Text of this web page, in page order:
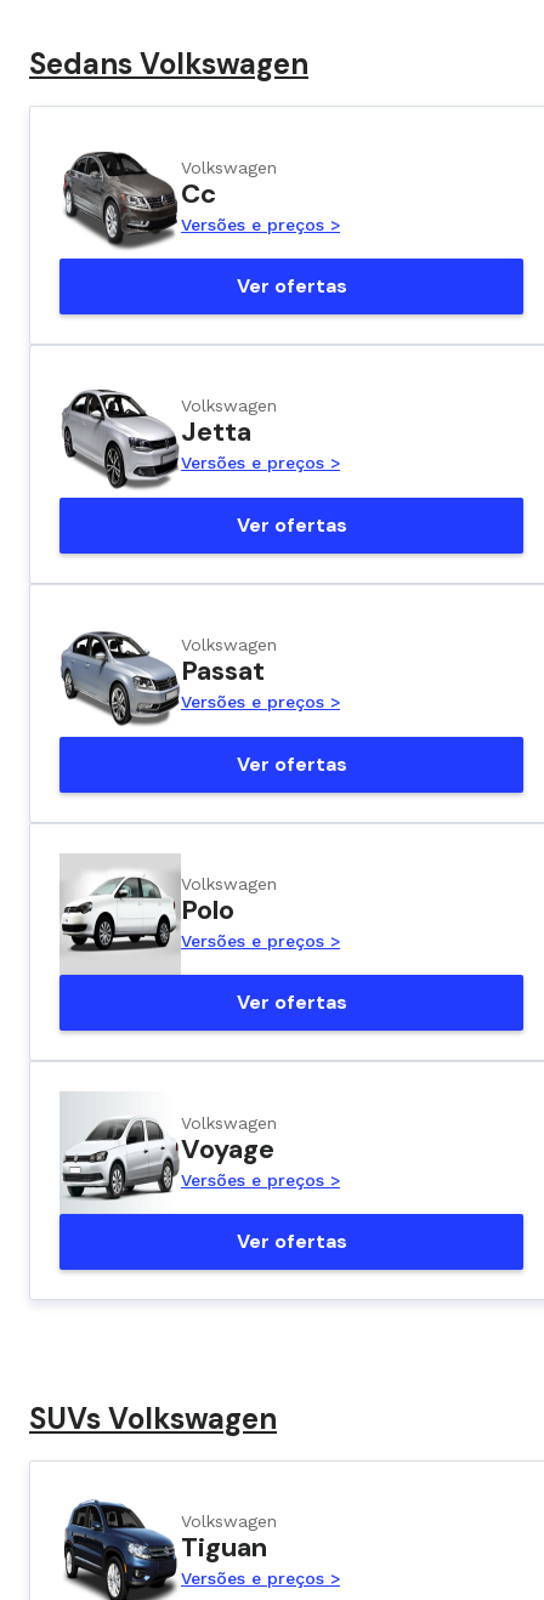
Sedans Volkswagen
Volkswagen
Cc
Versões e preços >
Ver ofertas
Volkswagen
Jetta
Versões e preços >
Ver ofertas
Volkswagen
Passat
Versões e preços >
Ver ofertas
Volkswagen
Polo
Versões e preços >
Ver ofertas
Volkswagen
Voyage
Versões e preços >
Ver ofertas
SUVs Volkswagen
Volkswagen
Tiguan
Versões e preços >